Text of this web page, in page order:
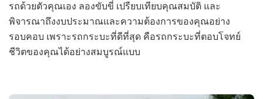
รถด้วยตัวคุณเอง ลองขับขี่ เปรียบเทียบคุณสมบัติ และ
พิจารณาถึงงบประมาณและความต้องการของคุณอย่าง
รอบคอบ เพราะรถกระบะที่ดีที่สุด คือรถกระบะที่ตอบโจทย์
ชีวิตของคุณได้อย่างสมบูรณ์แบบ